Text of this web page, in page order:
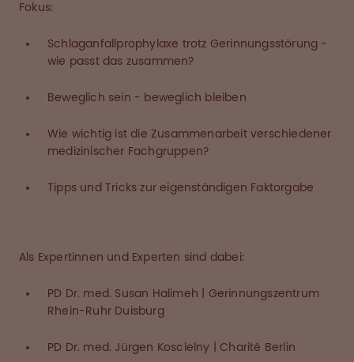
Fokus:
Schlaganfallprophylaxe trotz Gerinnungsstörung -
wie passt das zusammen?
Beweglich sein - beweglich bleiben
Wie wichtig ist die Zusammenarbeit verschiedener
medizinischer Fachgruppen?
Tipps und Tricks zur eigenständigen Faktorgabe
Als Expertinnen und Experten sind dabei:
PD Dr. med. Susan Halimeh | Gerinnungszentrum
Rhein-Ruhr Duisburg
PD Dr. med. Jürgen Koscielny | Charité Berlin